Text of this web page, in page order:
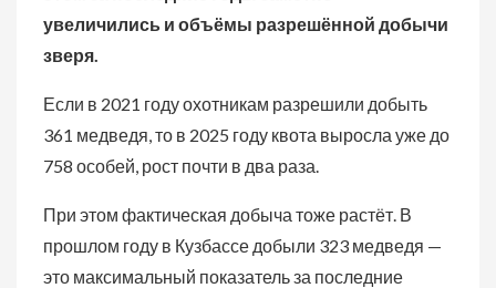
увеличились и объёмы разрешённой добычи
зверя.
Если в 2021 году охотникам разрешили добыть
361 медведя, то в 2025 году квота выросла уже до
758 особей, рост почти в два раза.
При этом фактическая добыча тоже растёт. В
прошлом году в Кузбассе добыли 323 медведя —
это максимальный показатель за последние